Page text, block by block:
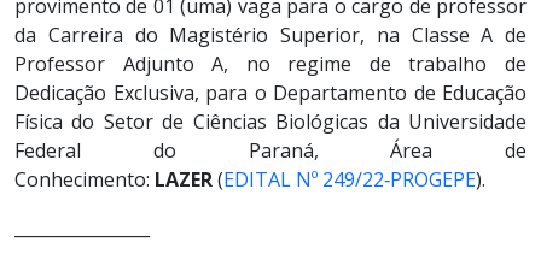
provimento de 01 (uma) vaga para o cargo de professor
da Carreira do Magistério Superior, na Classe A de
Professor Adjunto A, no regime de trabalho de
Dedicação Exclusiva, para o Departamento de Educação
Física do Setor de Ciências Biológicas da Universidade
Federal do Paraná, Área de
Conhecimento: LAZER(EDITAL Nº 249/22‐PROGEPE).